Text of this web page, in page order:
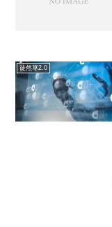
徒然草2.0